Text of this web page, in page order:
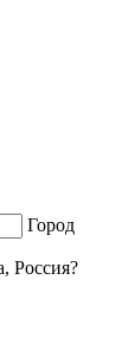
Город
Россия?